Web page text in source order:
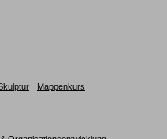
Mappenkurs